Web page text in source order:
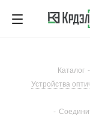
Каталог -
Устройства
-